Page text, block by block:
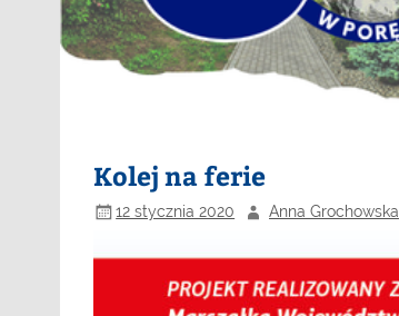
Kolej na ferie
12 stycznia 2020 Anna Grochowska